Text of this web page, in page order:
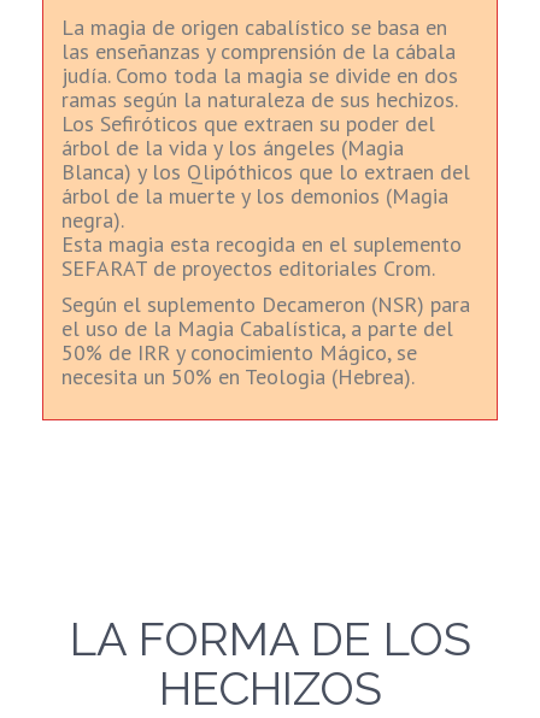
La magia de origen cabalístico se basa en
las enseñanzas y comprensión de la cábala
judía. Como toda la magia se divide en dos
ramas según la naturaleza de sus hechizos.
Los Sefiróticos que extraen su poder del
árbol de la vida y los ángeles (Magia
Blanca) y los Qlipóthicos que lo extraen del
árbol de la muerte y los demonios (Magia
negra).
Esta magia esta recogida en el suplemento
SEFARAT de proyectos editoriales Crom.
Según el suplemento Decameron (NSR) para
el uso de la Magia Cabalística, a parte del
50% de IRR y conocimiento Mágico, se
necesita un 50% en Teologia (Hebrea).
LA FORMA DE LOS
HECHIZOS